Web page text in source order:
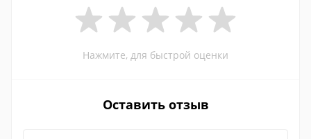
Нажмите, для быстрой оценки
Оставить отзыв